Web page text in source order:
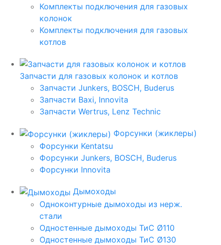
Комплекты подключения для газовых
колонок
Комплекты подключения для газовых
котлов
Запчасти для газовых колонок и котлов
Запчасти Junkers, BOSCH, Buderus
Запчасти Baxi, Innovita
Запчасти Wertrus, Lenz Technic
Форсунки (жиклеры)
Форсунки Kentatsu
Форсунки Junkers, BOSCH, Buderus
Форсунки Innovita
Дымоходы
Одноконтурные дымоходы из нерж.
стали
Одностенные дымоходы ТиС Ø110
Одностенные дымоходы ТиС Ø130